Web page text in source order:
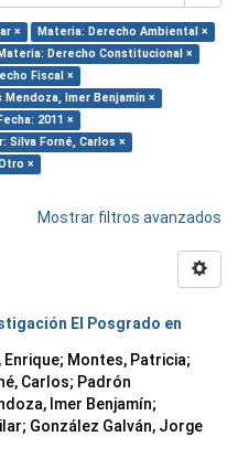
×
Materia: Derecho Ambiental ×
Derecho Constitucional ×
Fiscal ×
Imer Benjamín ×
2011 ×
Silva Forné, Carlos ×
×
Mostrar filtros avanzados
El Posgrado en
Enrique; Montes, Patricia;
Carlos; Padrón
Imer Benjamín;
; González Galván, Jorge